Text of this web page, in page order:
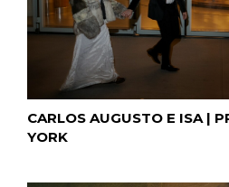
CARLOS AUGUSTO E ISA |
YORK